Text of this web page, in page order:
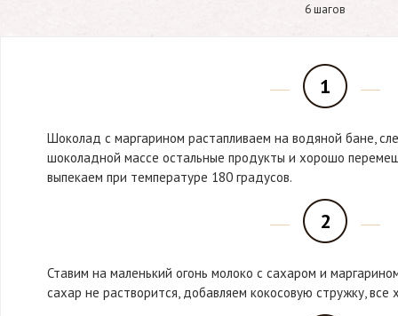
6 шагов
1
Шоколад с маргарином растапливаем на водяной бане,
шоколадной массе остальные продукты и хорошо
выпекаем при температуре 180 градусов.
2
Ставим на маленький огонь молоко с сахаром и
сахар не растворится, добавляем кокосовую стружку,